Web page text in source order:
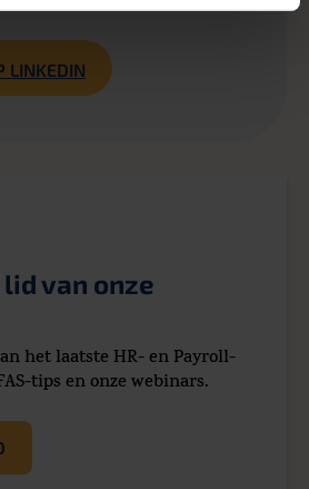
LINKEDIN
van onze
het laatste HR- en Payroll-
tips en onze webinars.